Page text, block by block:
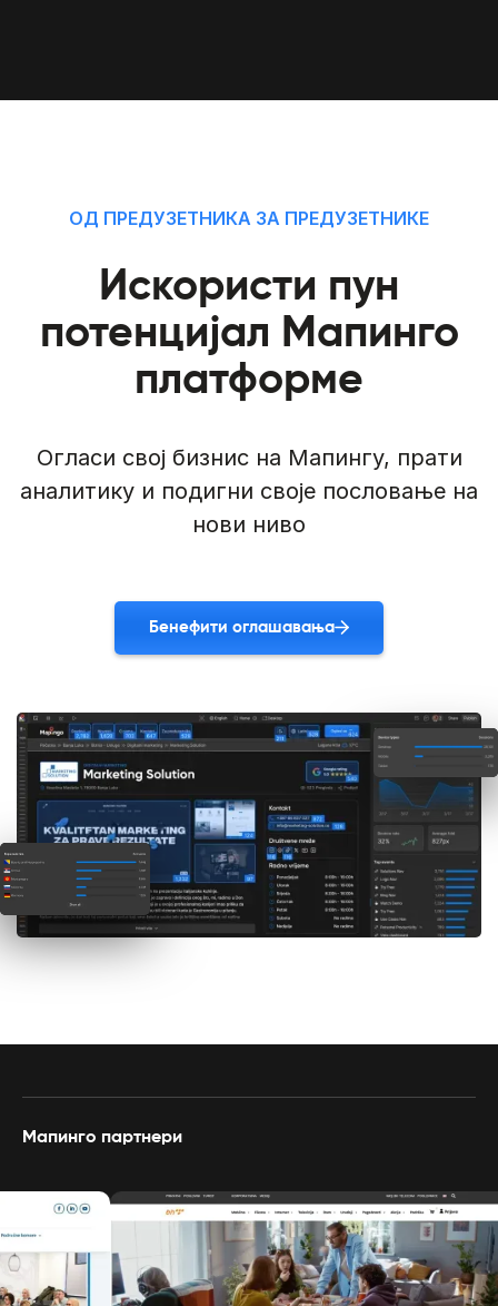
ОД ПРЕДУЗЕТНИКА ЗА ПРЕДУЗЕТНИКЕ
Искористи пун
потенцијал Мапинго
платформе
Огласи свој бизнис на Мапингу, прати
аналитику и подигни своје пословање на
нови ниво
Бенефити оглашавања
Мапинго партнери